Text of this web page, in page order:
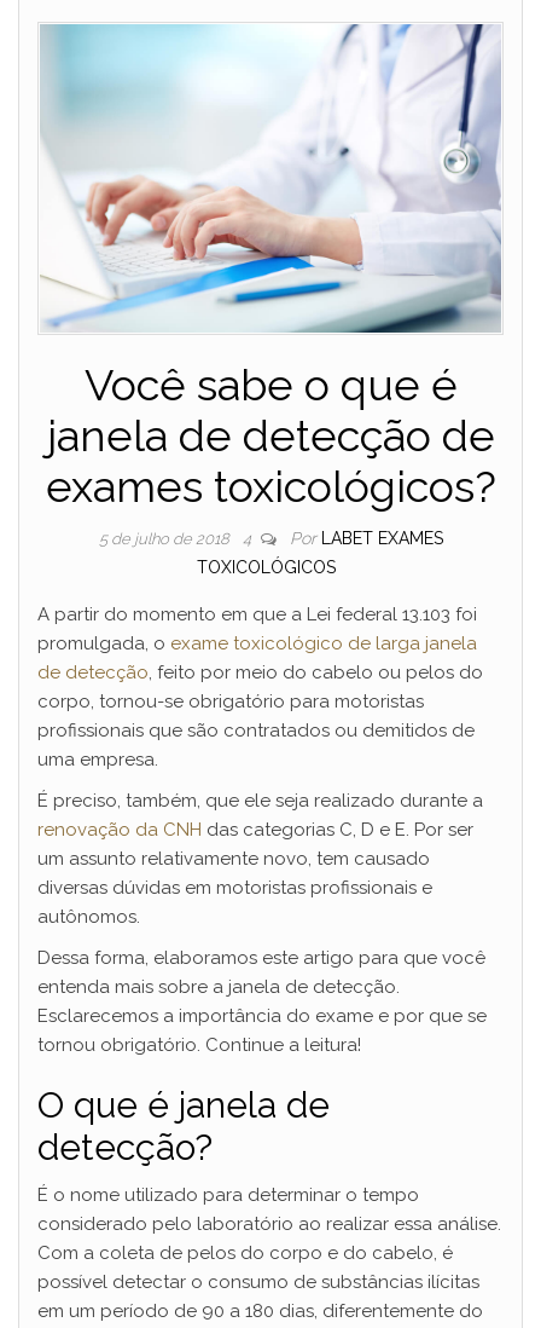
Você sabe o que é
janela de detecção de
exames toxicológicos?
5 de julho de 2018 4 Por
LABET EXAMES
TOXICOLÓGICOS
A partir do momento em que a Lei federal 13.103 foi
promulgada, o exame toxicológico de larga janela
de detecção, feito por meio do cabelo ou pelos do
corpo, tornou-se obrigatório para motoristas
profissionais que são contratados ou demitidos de
uma empresa.
É preciso, também, que ele seja realizado durante a
renovação da CNH das categorias C, D e E. Por ser
um assunto relativamente novo, tem causado
diversas dúvidas em motoristas profissionais e
autônomos.
Dessa forma, elaboramos este artigo para que você
entenda mais sobre a janela de detecção.
Esclarecemos a importância do exame e por que se
tornou obrigatório. Continue a leitura!
O que é janela de
detecção?
É o nome utilizado para determinar o tempo
considerado pelo laboratório ao realizar essa análise.
Com a coleta de pelos do corpo e do cabelo, é
possível detectar o consumo de substâncias ilícitas
em um período de 90 a 180 dias, diferentemente do